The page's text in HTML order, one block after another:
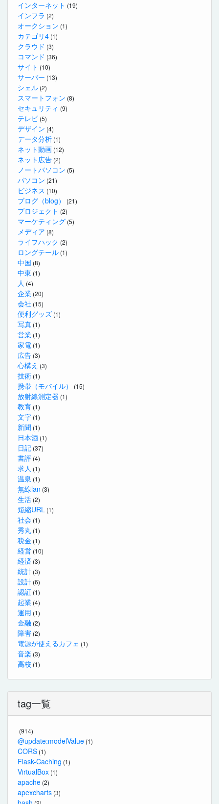
インターネット (19)
インフラ (2)
オークション (1)
カテゴリ4 (1)
クラウド (3)
コマンド (36)
サイト (10)
サーバー (13)
シェル (2)
スマートフォン (8)
セキュリティ (9)
テレビ (5)
デザイン (4)
データ分析 (1)
ネット動画 (12)
ネット広告 (2)
ノートパソコン (5)
パソコン (21)
ビジネス (10)
ブログ（blog） (21)
プロジェクト (2)
マーケティング (5)
メディア (8)
ライフハック (2)
ロングテール (1)
中国 (8)
中東 (1)
人 (4)
企業 (20)
会社 (15)
便利グッズ (1)
写真 (1)
営業 (1)
家電 (1)
広告 (3)
心構え (3)
技術 (1)
携帯（モバイル） (15)
放射線測定器 (1)
教育 (1)
文字 (1)
新聞 (1)
日本酒 (1)
日記 (37)
書評 (4)
求人 (1)
温泉 (1)
無線lan (3)
生活 (2)
短縮URL (1)
社会 (1)
秀丸 (1)
税金 (1)
経営 (10)
経済 (3)
統計 (3)
設計 (6)
認証 (1)
起業 (4)
運用 (1)
金融 (2)
障害 (2)
電源が使えるカフェ (1)
音楽 (3)
高校 (1)
tag一覧
(914)
@update:modelValue (1)
CORS (1)
Flask-Caching (1)
VirtualBox (1)
apache (2)
apexcharts (3)